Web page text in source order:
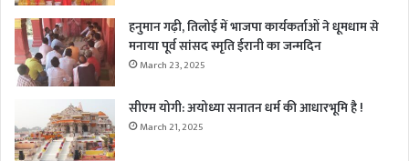
हनुमान गढ़ी, तिलोई में भाजपा कार्यकर्ताओं ने धूमधाम से
मनाया पूर्व सांसद स्मृति ईरानी का जन्मदिन
March 23, 2025
सीएम योगी: अयोध्या सनातन धर्म की आधारभूमि है !
March 21, 2025